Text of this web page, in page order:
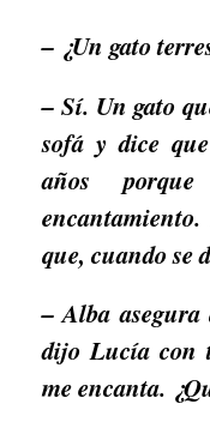
– ¿Un gato
– Sí. Un gato
sofá y dice
años
que, cuando se
– Alba
dijo Lucía con
me encanta.